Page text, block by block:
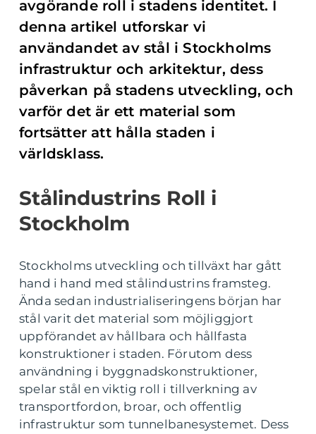
avgörande roll i stadens identitet. I
denna artikel utforskar vi
användandet av stål i Stockholms
infrastruktur och arkitektur, dess
påverkan på stadens utveckling, och
varför det är ett material som
fortsätter att hålla staden i
världsklass.
Stålindustrins Roll i
Stockholm
Stockholms utveckling och tillväxt har gått
hand i hand med stålindustrins framsteg.
Ända sedan industrialiseringens början har
stål varit det material som möjliggjort
uppförandet av hållbara och hållfasta
konstruktioner i staden. Förutom dess
användning i byggnadskonstruktioner,
spelar stål en viktig roll i tillverkning av
transportfordon, broar, och offentlig
infrastruktur som tunnelbanesystemet. Dess